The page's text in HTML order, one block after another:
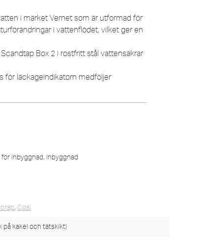
i märket Vernet som är utformad för
i vattenflödet, vilket ger en
Box 2 i rostfritt stål vattensäkrar
för läckageindikatorn medföljer
inbyggnad, Inbyggnad
, Coal
på kakel och tätskikt)